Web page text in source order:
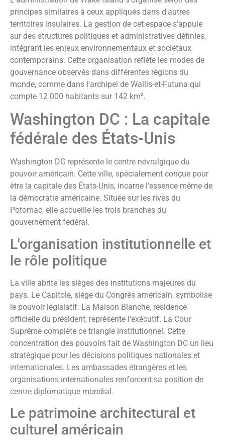
principes similaires à ceux appliqués dans d'autres
territoires insulaires. La gestion de cet espace s'appuie
sur des structures politiques et administratives définies,
intégrant les enjeux environnementaux et sociétaux
contemporains. Cette organisation reflète les modes de
gouvernance observés dans différentes régions du
monde, comme dans l'archipel de Wallis-et-Futuna qui
compte 12 000 habitants sur 142 km².
Washington DC : La capitale
fédérale des États-Unis
Washington DC représente le centre névralgique du
pouvoir américain. Cette ville, spécialement conçue pour
être la capitale des États-Unis, incarne l'essence même de
la démocratie américaine. Située sur les rives du
Potomac, elle accueille les trois branches du
gouvernement fédéral.
L'organisation institutionnelle et
le rôle politique
La ville abrite les sièges des institutions majeures du
pays. Le Capitole, siège du Congrès américain, symbolise
le pouvoir législatif. La Maison Blanche, résidence
officielle du président, représente l'exécutif. La Cour
Suprême complète ce triangle institutionnel. Cette
concentration des pouvoirs fait de Washington DC un lieu
stratégique pour les décisions politiques nationales et
internationales. Les ambassades étrangères et les
organisations internationales renforcent sa position de
centre diplomatique mondial.
Le patrimoine architectural et
culturel américain